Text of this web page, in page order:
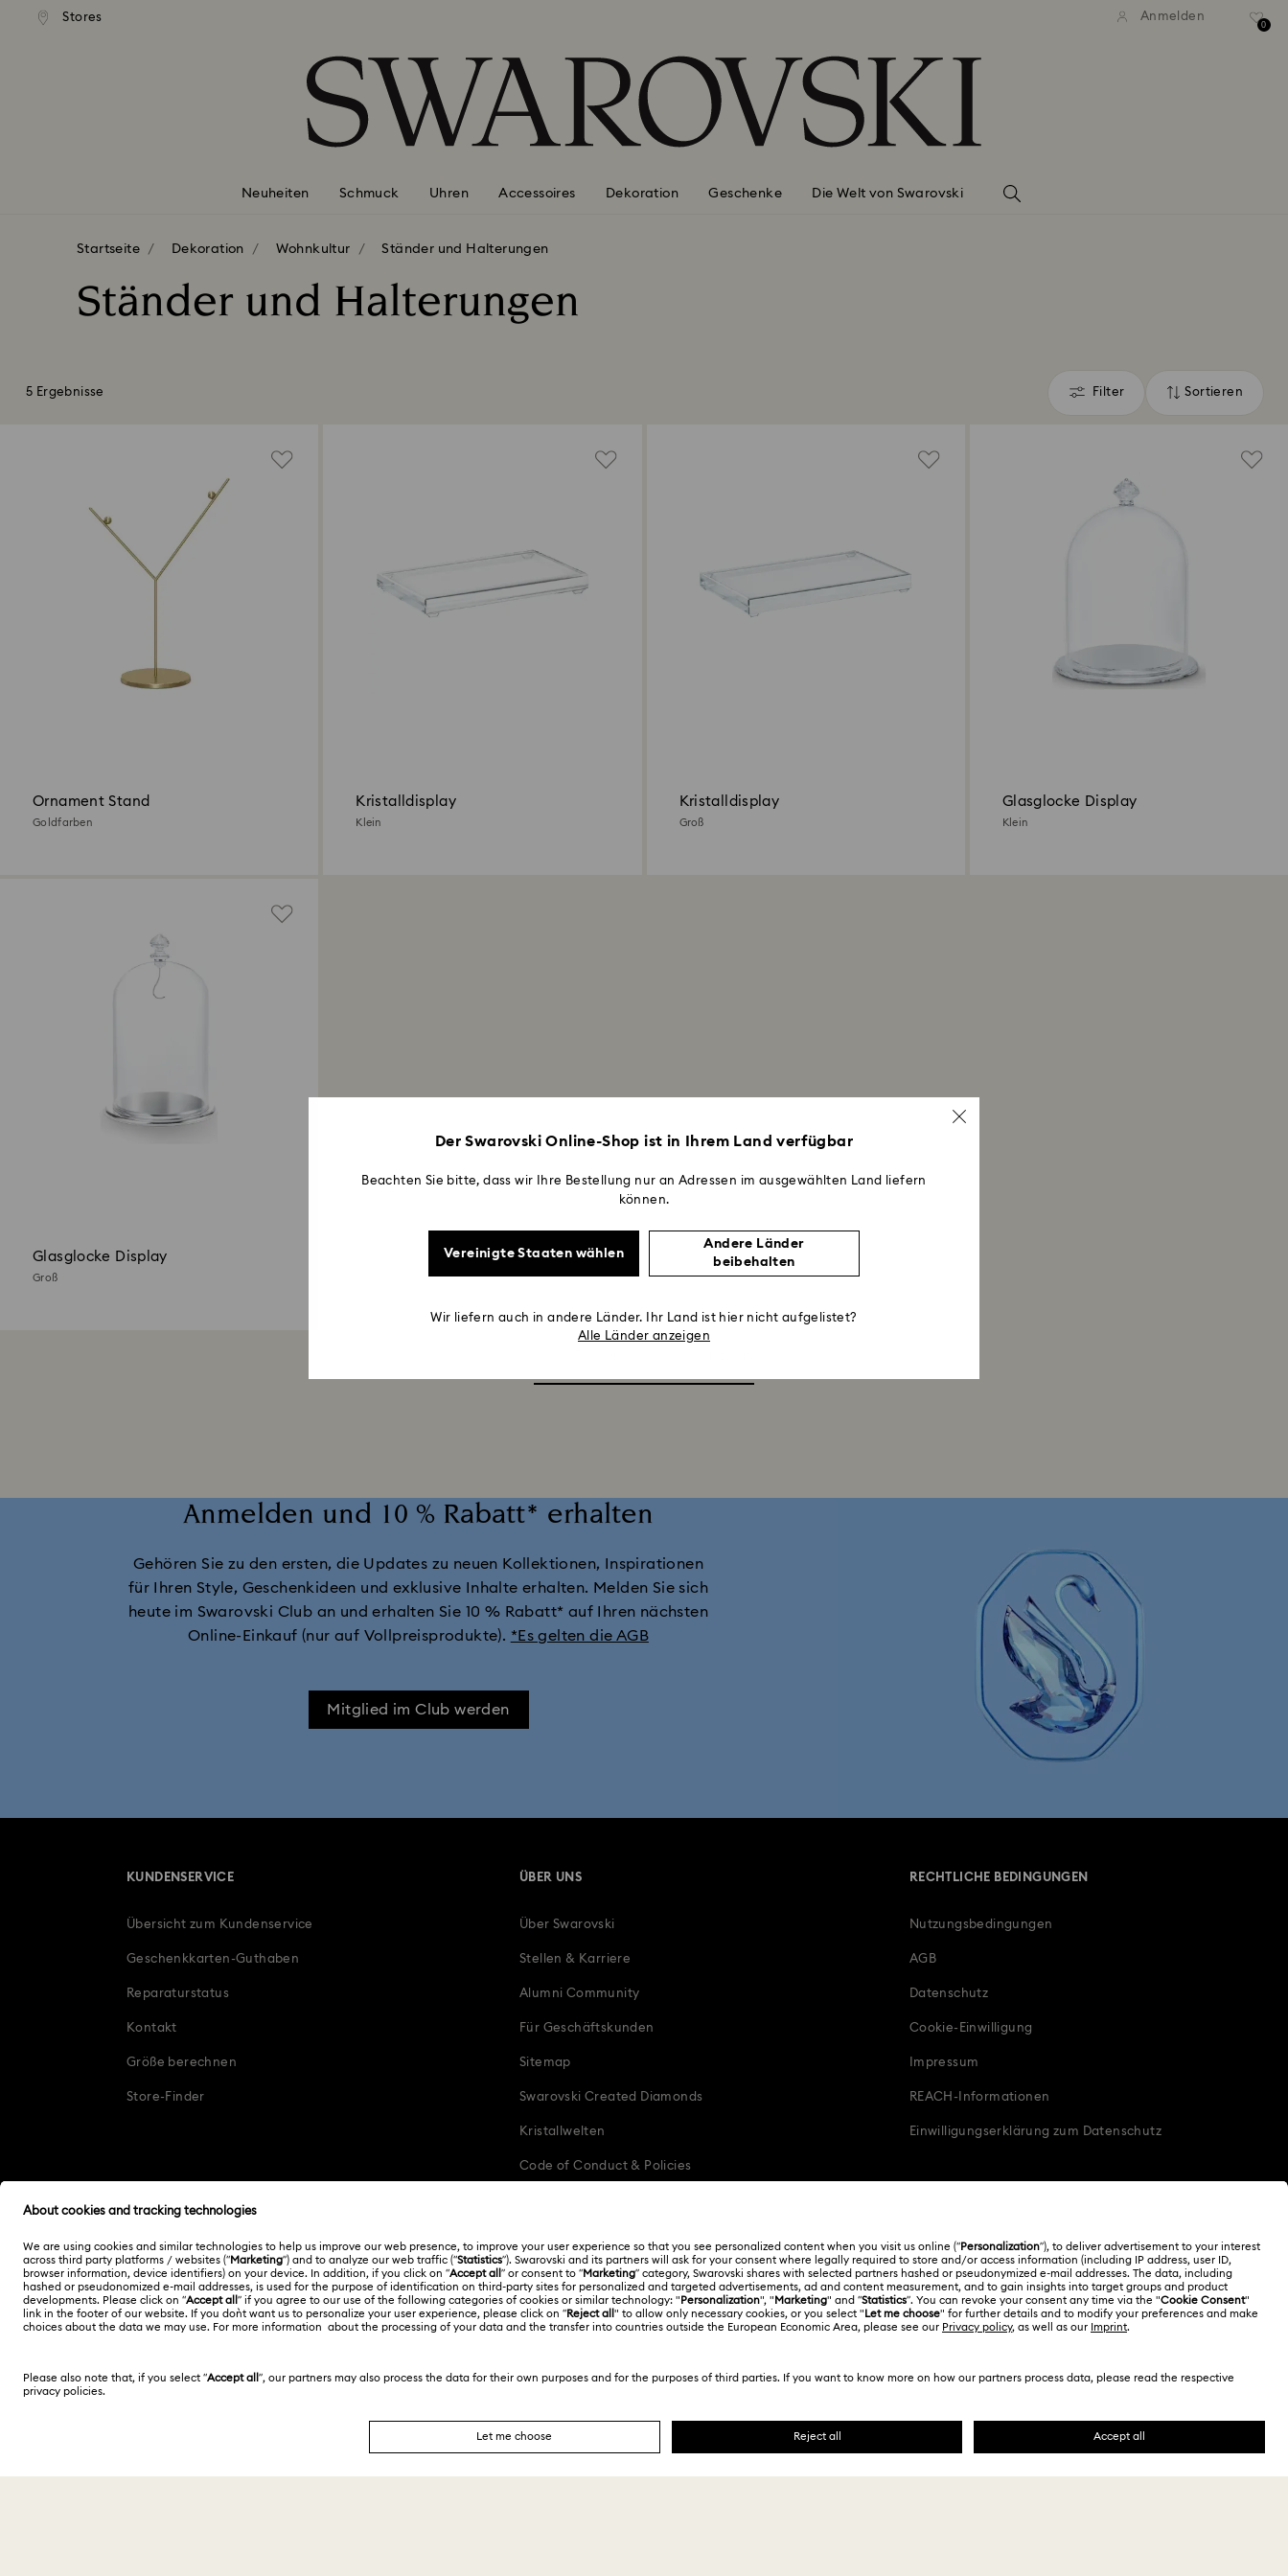
Liste Tastaturkürzel
Stores Anmelden
0
Neuheiten Schmuck Uhren Accessoires Dekoration Geschenke Die Welt von Swarovski
Startseite Dekoration Wohnkultur Ständer und Halterungen
Ständer und Halterungen
5 Ergebnisse Filter
Filter Sortieren
Sortieren
Ornament Stand
Goldfarben
Kristalldisplay
Klein
Kristalldisplay
Groß
Glasglocke Display
Klein
Glasglocke Display
Groß
Anmelden und 10 % Rabatt* erhalten
Gehören Sie zu den ersten, die Updates zu neuen Kollektionen, Inspirationen
für Ihren Style, Geschenkideen und exklusive Inhalte erhalten. Melden Sie sich
heute im Swarovski Club an und erhalten Sie 10 % Rabatt* auf Ihren nächsten
Online-Einkauf (nur auf Vollpreisprodukte). *Es gelten die AGB
Mitglied im Club werden
KUNDENSERVICE
Übersicht zum Kundenservice
Geschenkkarten-Guthaben
Reparaturstatus
Kontakt
Größe berechnen
Store-Finder
ÜBER UNS
Über Swarovski
Stellen & Karriere
Alumni Community
Für Geschäftskunden
Sitemap
Swarovski Created Diamonds
Kristallwelten
Code of Conduct & Policies
RECHTLICHE BEDINGUNGEN
Nutzungsbedingungen
AGB
Datenschutz
Cookie-Einwilligung
Impressum
REACH-Informationen
Einwilligungserklärung zum Datenschutz
Andere Länder English Deutsch Español Français
Copyright ⓒ 2026 Swarovski. Alle Rechte
vorbehalten.
Der Swarovski Online-Shop ist in Ihrem Land verfügbar
Beachten Sie bitte, dass wir Ihre Bestellung nur an Adressen im ausgewählten Land liefern
können.
Vereinigte Staaten wählen
Andere Länder
beibehalten
Wir liefern auch in andere Länder. Ihr Land ist hier nicht aufgelistet?
Alle Länder anzeigen